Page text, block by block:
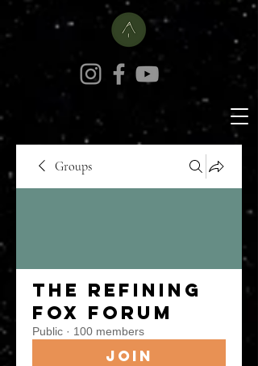
Groups
The Refining
Fox Forum
Public · 100 members
Join